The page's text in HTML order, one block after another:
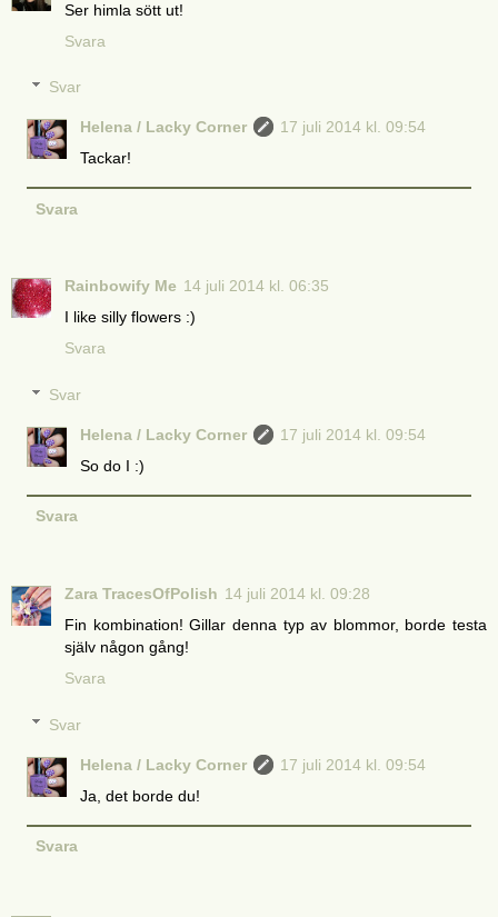
Ser himla sött ut!
Svara
Svar
Helena / Lacky Corner
17 juli 2014 kl. 09:54
Tackar!
Svara
Rainbowify Me 14 juli 2014 kl. 06:35
I like silly flowers :)
Svara
Svar
Helena / Lacky Corner
17 juli 2014 kl. 09:54
So do I :)
Svara
Zara TracesOfPolish 14 juli 2014 kl. 09:28
Fin kombination! Gillar denna typ av blommor, borde testa
själv någon gång!
Svara
Svar
Helena / Lacky Corner
17 juli 2014 kl. 09:54
Ja, det borde du!
Svara